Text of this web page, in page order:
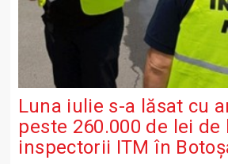
Luna iulie s-a lăsat cu
peste 260.000 de lei de
inspectorii ITM în